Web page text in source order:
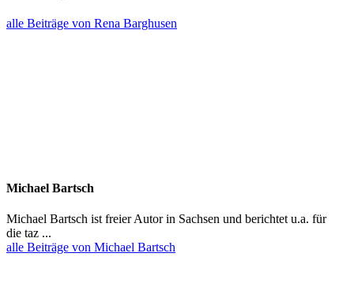
alle Beiträge von Rena Barghusen
Michael Bartsch
Michael Bartsch ist freier Autor in Sachsen und berichtet u.a. für
die taz ...
alle Beiträge von Michael Bartsch